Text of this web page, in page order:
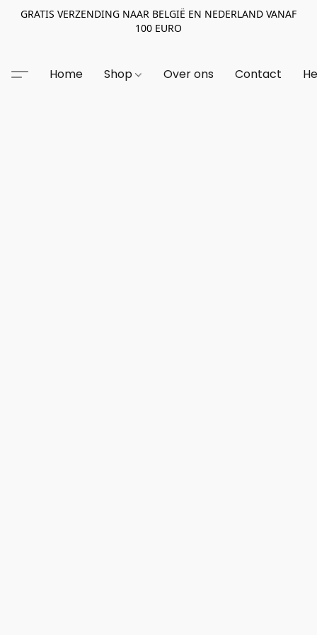
GRATIS VERZENDING NAAR BELGIË EN NEDERLAND VANAF
100 EURO
Home Shop Over ons Contact